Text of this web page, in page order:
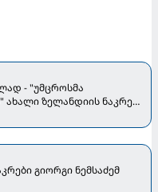
ზელანდიის ნაკრები
გიორგი ნემსაძემ